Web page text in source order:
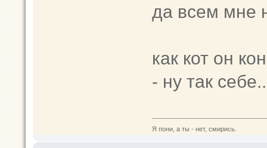
да всем
как кот он
- ну так
Я пони, а ты - нет, смирись.